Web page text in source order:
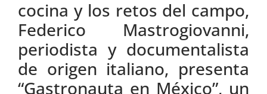
cocina y los retos del campo,
Federico Mastrogiovanni,
periodista y documentalista
de origen italiano, presenta
“Gastronauta en México”, un